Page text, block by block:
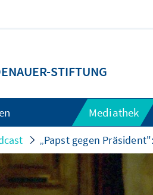
STIFTUNG
Mediathek
„Papst gegen